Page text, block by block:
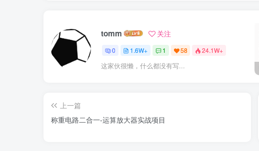
tomm 关注
0 1.6W+ 1 58 24.1W+
这家伙很懒，什么都没有写...
上一篇
称重电路二合一-运算放大器实战项目